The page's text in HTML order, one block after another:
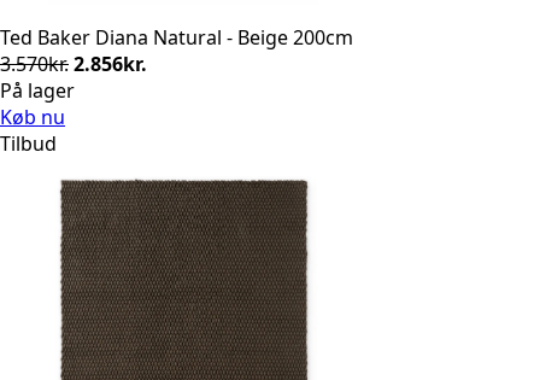
Ted Baker Diana Natural - Beige 200cm
3.570kr.Den
oprindelige
2.856kr.
På lager
Køb nu
Tilbud